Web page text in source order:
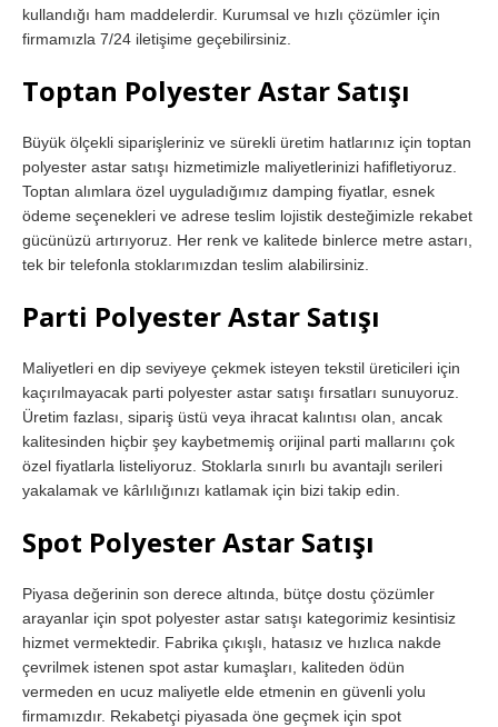
kullandığı ham maddelerdir. Kurumsal ve hızlı çözümler için
firmamızla 7/24 iletişime geçebilirsiniz.
Toptan Polyester Astar Satışı
Büyük ölçekli siparişleriniz ve sürekli üretim hatlarınız için toptan
polyester astar satışı hizmetimizle maliyetlerinizi hafifletiyoruz.
Toptan alımlara özel uyguladığımız damping fiyatlar, esnek
ödeme seçenekleri ve adrese teslim lojistik desteğimizle rekabet
gücünüzü artırıyoruz. Her renk ve kalitede binlerce metre astarı,
tek bir telefonla stoklarımızdan teslim alabilirsiniz.
Parti Polyester Astar Satışı
Maliyetleri en dip seviyeye çekmek isteyen tekstil üreticileri için
kaçırılmayacak parti polyester astar satışı fırsatları sunuyoruz.
Üretim fazlası, sipariş üstü veya ihracat kalıntısı olan, ancak
kalitesinden hiçbir şey kaybetmemiş orijinal parti mallarını çok
özel fiyatlarla listeliyoruz. Stoklarla sınırlı bu avantajlı serileri
yakalamak ve kârlılığınızı katlamak için bizi takip edin.
Spot Polyester Astar Satışı
Piyasa değerinin son derece altında, bütçe dostu çözümler
arayanlar için spot polyester astar satışı kategorimiz kesintisiz
hizmet vermektedir. Fabrika çıkışlı, hatasız ve hızlıca nakde
çevrilmek istenen spot astar kumaşları, kaliteden ödün
vermeden en ucuz maliyetle elde etmenin en güvenli yolu
firmamızdır. Rekabetçi piyasada öne geçmek için spot